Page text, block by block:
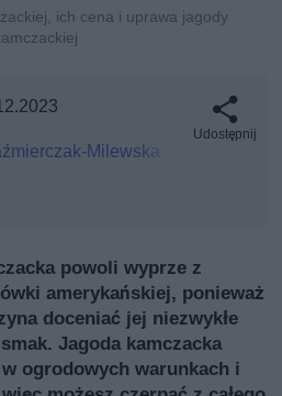
ich cena i uprawa jagody
Milewska
Udostępnij
powoli wyprze z
amerykańskiej, ponieważ
doceniać jej niezwykłe
Jagoda kamczacka
ogrodowych warunkach i